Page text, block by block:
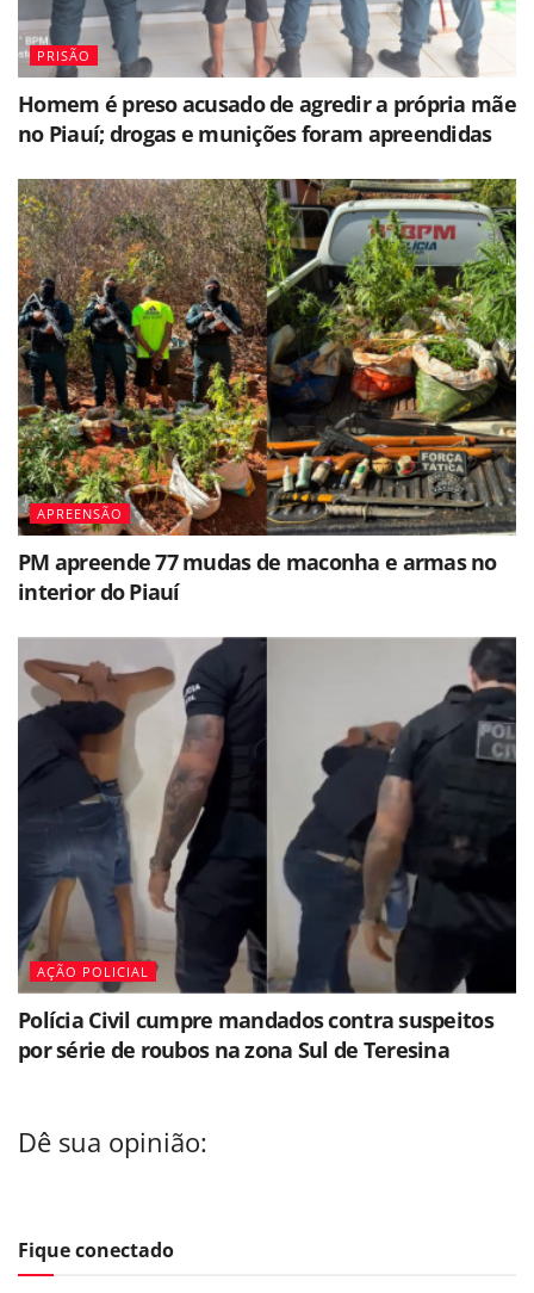
PRISÃO
Homem é preso acusado de agredir a própria mãe
no Piauí; drogas e munições foram apreendidas
APREENSÃO
PM apreende 77 mudas de maconha e armas no
interior do Piauí
AÇÃO POLICIAL
Polícia Civil cumpre mandados contra suspeitos
por série de roubos na zona Sul de Teresina
Dê sua opinião:
Fique conectado